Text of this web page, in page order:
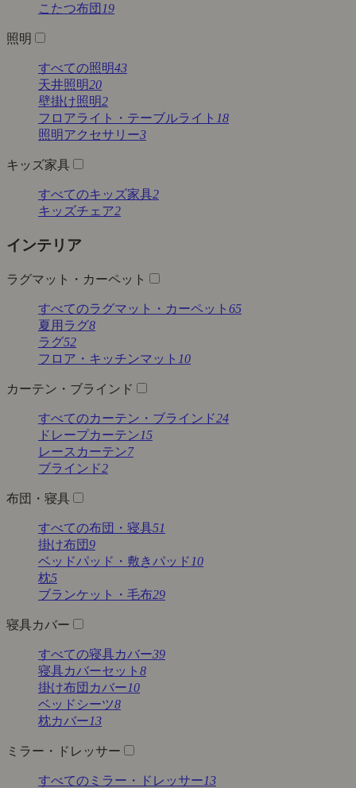
こたつ布団 19
照明
すべての照明43
天井照明20
壁掛け照明2
フロアライト・テーブルライト 18
照明アクセサリー3
キッズ家具
すべてのキッズ家具2
キッズチェア2
インテリア
ラグマット・カーペット
すべてのラグマット・カーペット 65
夏用ラグ8
ラグ52
フロア・キッチンマット 10
カーテン・ブラインド
すべてのカーテン・ブラインド24
ドレープカーテン15
レースカーテン7
ブラインド2
布団・寝具
すべての布団・寝具51
掛け布団9
ベッドパッド・敷きパッド 10
枕5
ブランケット・毛布29
寝具カバー
すべての寝具カバー39
寝具カバーセット 8
掛け布団カバー10
ベッドシーツ8
枕カバー13
ミラー・ドレッサー
すべてのミラー・ドレッサー13